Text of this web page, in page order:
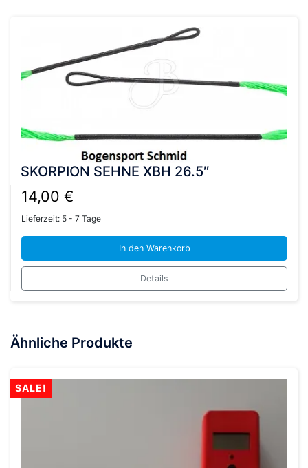
Optionen
können
Produktseite
werden
SKORPION SEHNE XBH 26.5″
14,00 €
Lieferzeit: 5 - 7 Tage
In den Warenkorb
Details
Ähnliche Produkte
SALE!